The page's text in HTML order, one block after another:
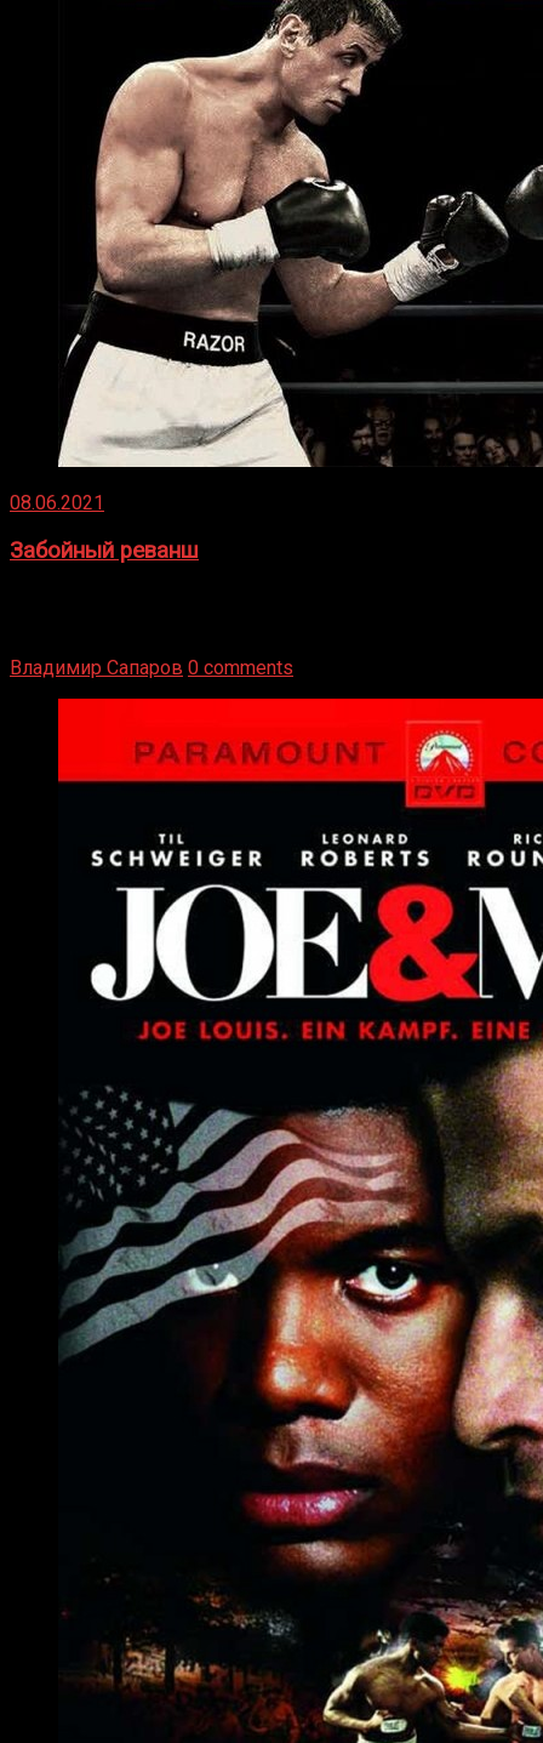
08.06.2021
Забойный реванш
Владимир Сапаров 0 comments